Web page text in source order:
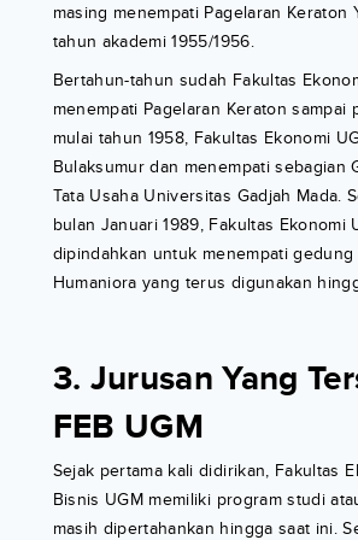
masing menempati Pagelaran Keraton
tahun akademi 1955/1956.
Bertahun-tahun sudah Fakultas
menempati Pagelaran Keraton sampai
mulai tahun 1958, Fakultas Ekonomi
Bulaksumur dan menempati sebagian
Tata Usaha Universitas Gadjah Mada.
bulan Januari 1989, Fakultas Ekonomi
dipindahkan untuk menempati gedung
Humaniora yang terus digunakan
3. Jurusan Yang
FEB UGM
Sejak pertama kali didirikan, Fakultas
Bisnis UGM memiliki program studi
masih dipertahankan hingga saat ini.